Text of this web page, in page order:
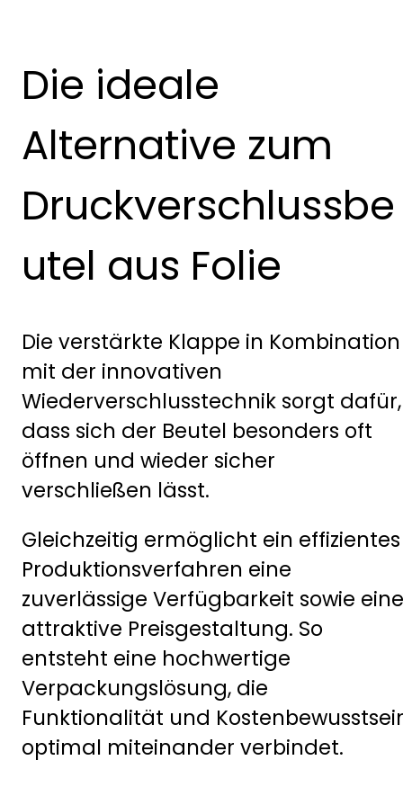
Die ideale
Alternative zum
Druckverschlussbe
utel aus Folie
Die verstärkte Klappe in Kombination
mit der innovativen
Wiederverschlusstechnik sorgt dafür,
dass sich der Beutel besonders oft
öffnen und wieder sicher
verschließen lässt.
Gleichzeitig ermöglicht ein effizientes
Produktionsverfahren eine
zuverlässige Verfügbarkeit sowie eine
attraktive Preisgestaltung. So
entsteht eine hochwertige
Verpackungslösung, die
Funktionalität und
optimal miteinander verbindet.